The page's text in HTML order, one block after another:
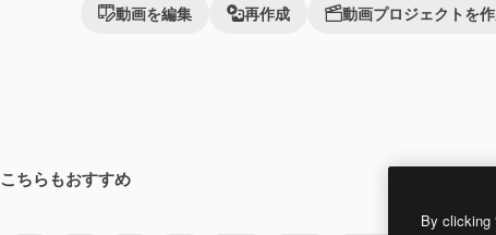
動画を編集 再作成 動画プロジェクトを
こちらもおすすめ
By clicking